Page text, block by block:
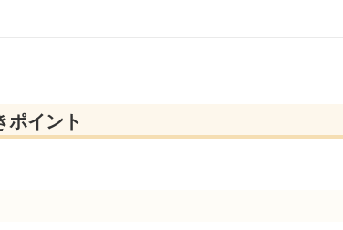
ポイント